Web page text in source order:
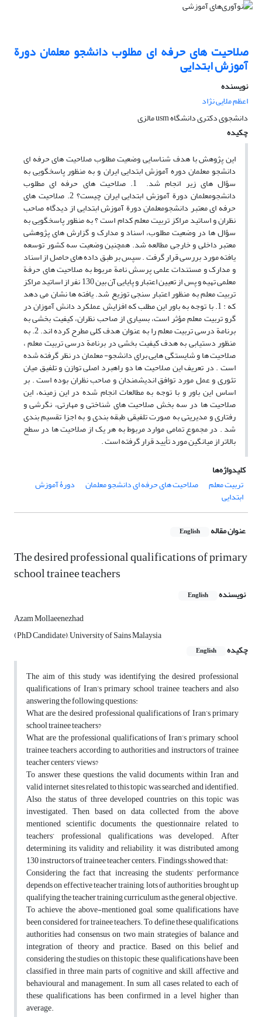
صلاحیت های حرفه ای مطلوب دانشجو معلمان دورة
آموزش ابتدایی
نویسنده
اعظم ملایی نژاد
دانشجوی دکتری دانشگاه usm مالزی
چکیده
این پژوهش با هدف شناسایی وضعیت مطلوب صلاحیت های حرفه ای
دانشجو معلمان دوره آموزش ابتدایی ایران و به منظور پاسخگویی به
سؤال های زیر انجام شد. 1. صلاحیت های حرفه ای مطلوب
دانشجومعلمان دورة آموزش ابتدایی ایران چیست؟ 2. صلاحیت های
حرفه ای معتبر دانشجومعلمان دورة آموزش ابتدایی از دیدگاه صاحب
نظران و اساتید مراکز تربیت معلم کدام است ؟ به منظور پاسخگویی به
سؤال ها در وضعیت مطلوب، اسناد و مدارک و گزارش های پژوهشی
معتبر داخلی و خارجی مطالعه شد. همچنین وضعیت سه کشور توسعه
یافته مورد بررسی قرار گرفت . سپس بر طبق داده های حاصل از اسناد
و مدارک و مستندات علمی پرسش نامة مربوط به صلاحیت های حرفة
معلمی تهیه و پس از تعیین اعتبار و پایایی آن بین 130 نفر از اساتید مراکز
تربیت معلم به منظور اعتبار سنجی توزیع شد. یافته ها نشان می دهد
که : 1. با توجه به باور این مطلب که افزایش عملکرد دانش آموزان در
گرو تربیت معلم مؤثر است، بسیاری از صاحب نظران، کیفیت بخشی به
برنامة درسی تربیت معلم را به عنوان هدف کلی مطرح کرده اند. 2. به
منظور دستیابی به هدف کیفیت بخشی در برنامة درسی تربیت معلم ،
صلاحیت ها و شایستگی هایی برای دانشجو- معلمان در نظر گرفته شده
است . در تعریف این صلاحیت ها دو راهبرد اصلی توازن و تلفیق میان
تئوری و عمل مورد توافق اندیشمندان و صاحب نظران بوده است . بر
اساس این باور و با توجه به مطالعات انجام شده در این زمینه، این
صلاحیت ها در سه بخش صلاحیت های شناختی و مهارتی، نگرشی و
رفتاری و مدیریتی به صورت تلفیقی طبقه بندی و به اجزا تقسیم بندی
شد . در مجموع تمامی موارد مربوط به هر یک از صلاحیت ها در سطح
بالاتر از میانگین مورد تأیید قرار گرفته است .
کلیدواژه‌ها
تربیت معلم
صلاحیت های حرفه ای دانشجو معلمان دورۀ آموزش
ابتدایی
عنوان مقاله English
The desired professional qualifications of primary
school trainee teachers
نویسنده English
Azam Mollaeenezhad
(PhD Candidate), University of Sains Malaysia
چکیده
English
The aim of this study was identifying the desired professional
qualifications of Iran’s primary school trainee teachers and also
answering the following questions:
What are the desired professional qualifications of Iran’s primary
school trainee teachers?
What are the professional qualifications of Iran’s primary school
trainee teachers according to authorities and instructors of trainee
teacher centers’ views?
To answer these questions, the valid documents within Iran and
valid internet sites related to this topic was searched and identified.
Also, the status of three developed countries on this topic was
investigated. Then, based on data, collected from the above
mentioned scientific documents, the questionnaire related to
teachers’ professional qualifications was developed. After
determining its validity and reliability, it was distributed among
130 instructors of trainee teacher centers. Findings showed that:
Considering the fact that increasing the students’ performance
depends on effective teacher training, lots of authorities brought up
qualifying the teacher training curriculum as the general objective.
To achieve the above-mentioned goal, some qualifications have
been considered for trainee teachers. To define these qualifications,
authorities had consensus on two main strategies of balance and
integration of theory and practice. Based on this belief and
considering the studies on this topic, these qualifications have been
classified in three main parts of cognitive and skill, affective and
behavioural and management. In sum, all cases related to each of
these qualifications has been confirmed in a level higher than
average.